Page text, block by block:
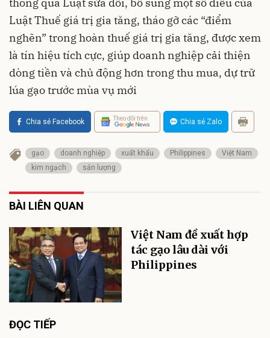
Luật Thuế giá trị gia tăng, tháo gỡ các “điểm
nghẽn” trong hoàn thuế giá trị gia tăng, được xem
là tín hiệu tích cực, giúp doanh nghiệp cải thiện
dòng tiền và chủ động hơn trong thu mua, dự trữ
lúa gạo trước mùa vụ mới
Chia sẻ Facebook Theo dõi trên Chia sẻ Zalo
gạo doanh nghiệp xuất khẩu Philippines
Việt Nam
kim ngạch
sản lượng
BÀI LIÊN QUAN
Việt Nam đề xuất hợp
tác gạo lâu dài với
Philippines
ĐỌC TIẾP